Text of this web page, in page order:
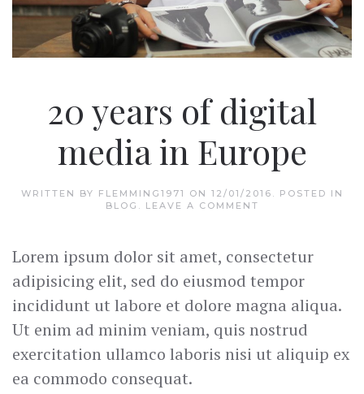
20 years of digital
media in Europe
WRITTEN BY FLEMMING1971 ON 12/01/2016 . POSTED IN
BLOG . LEAVE A COMMENT
Lorem ipsum dolor sit amet, consectetur
adipisicing elit, sed do eiusmod tempor
incididunt ut labore et dolore magna aliqua.
Ut enim ad minim veniam, quis nostrud
exercitation ullamco laboris nisi ut aliquip ex
ea commodo consequat.